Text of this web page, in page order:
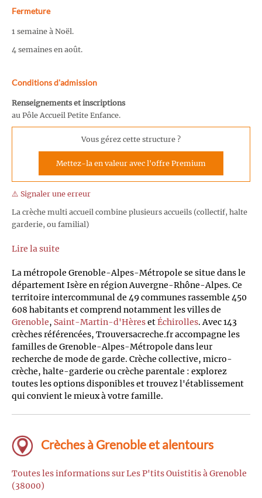
Fermeture
1 semaine à Noël.
4 semaines en août.
Conditions d'admission
Renseignements et inscriptions
au Pôle Accueil Petite Enfance.
Vous gérez cette structure ?
Mettez-la en valeur avec l'offre Premium
⚠️ Signaler une erreur
La crèche multi accueil combine plusieurs accueils (collectif, halte
garderie, ou familial)
Lire la suite
La métropole Grenoble-Alpes-Métropole se situe dans le
département Isère en région Auvergne-Rhône-Alpes. Ce
territoire intercommunal de 49 communes rassemble 450
608 habitants et comprend notamment les villes de
Grenoble, Saint-Martin-d'HèresetÉchirolles. Avec 143
crèches référencées, Trouversacreche.fr accompagne les
familles de Grenoble-Alpes-Métropole dans leur
recherche de mode de garde. Crèche collective, micro-
crèche, halte-garderie ou crèche parentale : explorez
toutes les options disponibles et trouvez l'établissement
qui convient le mieux à votre famille.
Crèches à Grenoble et alentours
Toutes les informations sur Les P'tits Ouistitis à Grenoble
(38000)